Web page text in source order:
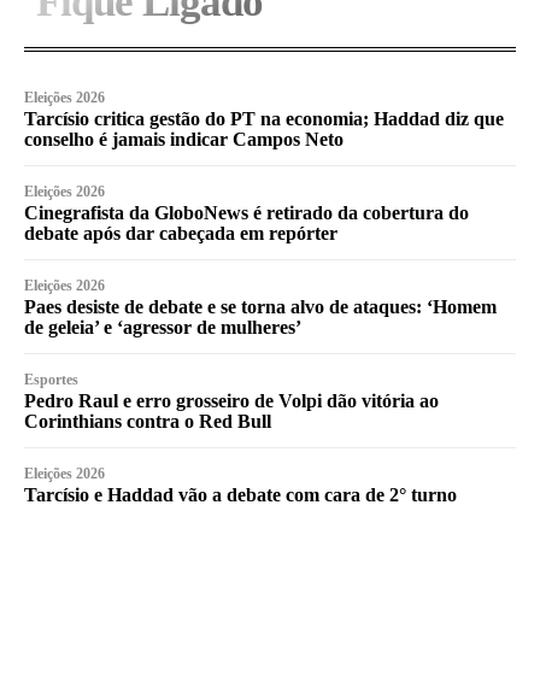
Eleições 2026
Tarcísio critica gestão do PT na economia; Haddad diz que
conselho é jamais indicar Campos Neto
Eleições 2026
Cinegrafista da GloboNews é retirado da cobertura do
debate após dar cabeçada em repórter
Eleições 2026
Paes desiste de debate e se torna alvo de ataques: ‘Homem
de geleia’ e ‘agressor de mulheres’
Esportes
Pedro Raul e erro grosseiro de Volpi dão vitória ao
Corinthians contra o Red Bull
Eleições 2026
Tarcísio e Haddad vão a debate com cara de 2° turno